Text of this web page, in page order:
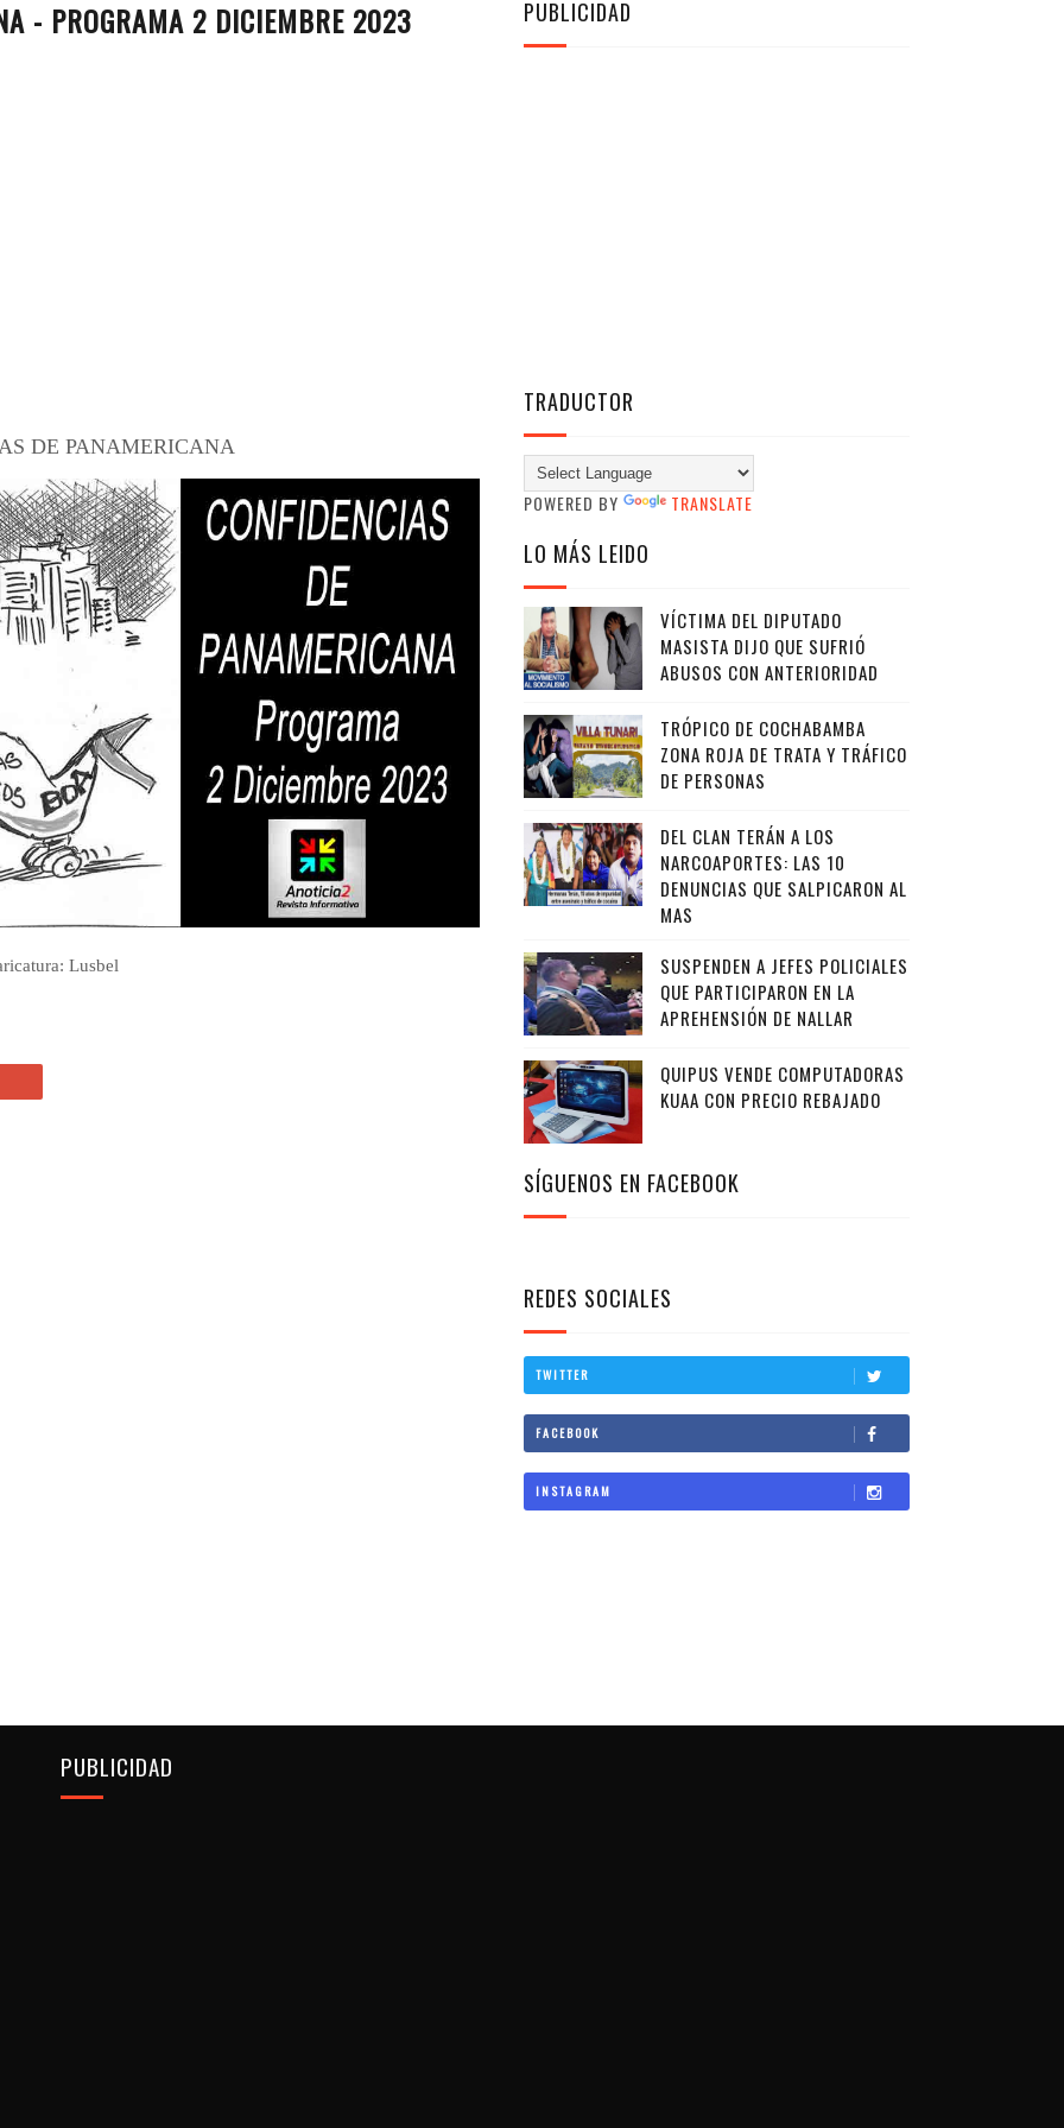
- PROGRAMA 2 DICIEMBRE 2023
DE PANAMERICANA
Lusbel
PUBLICIDAD
TRADUCTOR
POWERED BY TRANSLATE
LO MÁS LEIDO
VÍCTIMA DEL DIPUTADO
MASISTA DIJO QUE SUFRIÓ
ABUSOS CON ANTERIORIDAD
TRÓPICO DE COCHABAMBA
ZONA ROJA DE TRATA Y TRÁFICO
DE PERSONAS
DEL CLAN TERÁN A LOS
NARCOAPORTES: LAS 10
DENUNCIAS QUE SALPICARON AL
MAS
SUSPENDEN A JEFES POLICIALES
QUE PARTICIPARON EN LA
APREHENSIÓN DE NALLAR
QUIPUS VENDE COMPUTADORAS
KUAA CON PRECIO REBAJADO
SÍGUENOS EN FACEBOOK
REDES SOCIALES
TWITTER
FACEBOOK
INSTAGRAM
PUBLICIDAD